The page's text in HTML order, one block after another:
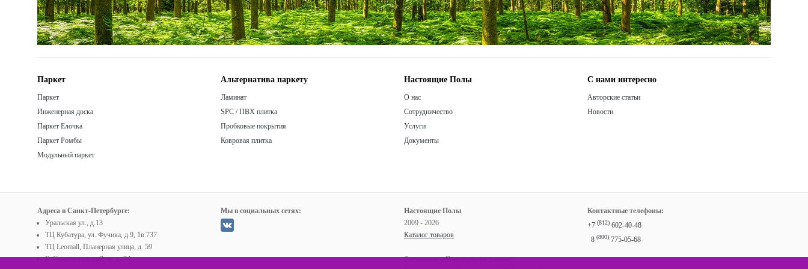
Паркет
Паркет
Инженерная доска
Паркет Елочка
Паркет Ромбы
Модульный паркет
Альтернатива паркету
Ламинат
SPC / ПВХ плитка
Пробковые покрытия
Ковровая плитка
Настоящие Полы
О нас
Сотрудничество
Услуги
Документы
С нами интересно
Авторские статьи
Новости
Адреса в Санкт-Петербурге:
Уральская ул., д.13
ТЦ Кубатура, ул. Фучика, д.9, 1в.737
ТЦ Leomall, Планерная улица, д. 59
Б. Сампсониевский пр. д. 74
Мы в социальных сетях:
Настоящие Полы
2009 - 2026
Каталог товаров
Соглашение о Персональных данных
Контактные телефоны:
+7 (812) 602-40-48
8 (800) 775-05-68